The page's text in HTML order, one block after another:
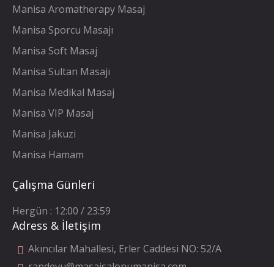
Manisa Aromatherapy Masaj
Manisa Sporcu Masajı
Manisa Soft Masaj
Manisa Sultan Masajı
Manisa Medikal Masaj
Manisa VIP Masaj
Manisa Jakuzi
Manisa Hamam
Çalışma Günleri
Hergün : 12:00 / 23:59
Adress & İletişim
Akıncılar Mahallesi, Erler Caddesi NO: 52/A